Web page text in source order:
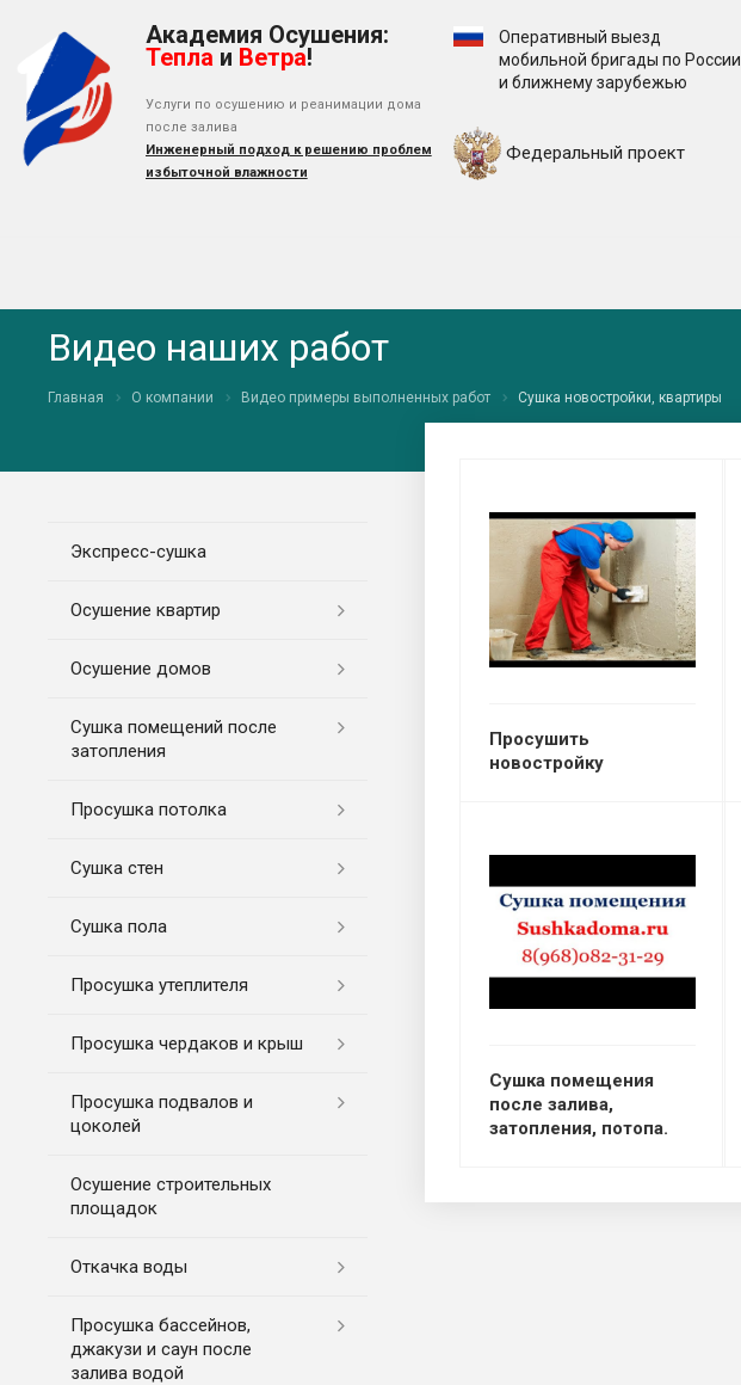
Академия Осушения:
Тепла и Ветра!
Услуги по осушению и реанимации дома
после залива
Инженерный подход к решению проблем
избыточной влажности
Оперативный выезд
мобильной бригады по России
и ближнему зарубежью
Федеральный проект
Видео наших работ
Главная О компании Видео примеры выполненных работ Сушка новостройки, квартиры
Просушить
новостройку
Сушка помещения
после залива,
затопления, потопа.
Экспресс-cушка
Осушение квартир
Осушение домов
Сушка помещений после
затопления
Просушка потолка
Сушка стен
Сушка пола
Просушка утеплителя
Просушка чердаков и крыш
Просушка подвалов и
цоколей
Осушение строительных
площадок
Откачка воды
Просушка бассейнов,
джакузи и саун после
залива водой